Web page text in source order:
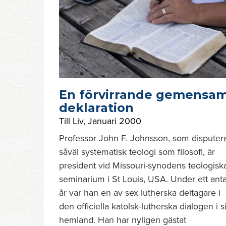
En förvirrande
deklaration
Till Liv, Januari 2000
Professor John F. Johnsson, som
såväl systematisk teologi som filosofi, är
president vid Missouri-synodens
seminarium i St Louis, USA. Under ett
år var han en av sex lutherska deltagare i
den officiella katolsk-lutherska dialogen i
hemland. Han har nyligen gästat